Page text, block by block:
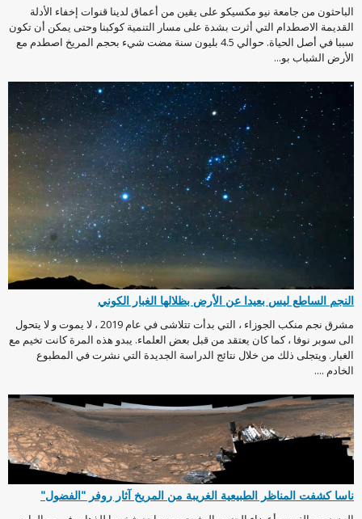
الباحثون من جامعة نيو مكسيكو على يقين من أعماق لدينا قنوات إخفاء الأدلة
القديمة الاصطدام التي أثرت بشدة على مسار التنمية كوكبنا وحتى يمكن أن تكون
سببا في أصل الحياة. حوالي 4.5 بليون سنة مضت شيء بحجم المريخ اصطدم مع
الأرض الشباب بو...
النجم الساطع ليس بعيدا عن الأرض بظلالها الغبار الكوني
مشرق نجم منكب الجوزاء ، التي بدأت تتلاشى في عام 2019 ، لا يموت و لا يتحول
الى سوبر نوفا ، كما كان يعتقد من قبل بعض العلماء. يبدو هذه المرة كانت تخيم مع
الغبار. ويتجلى ذلك من خلال نتائج الدراسة الجديدة التي نشرت في المطبوع
الخادم ....
ناسا كشفت المناظر الطبيعية الغريبة من المريخ آثار روفر "الفضول"